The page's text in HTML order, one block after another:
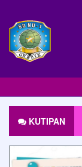
KUTIPAN